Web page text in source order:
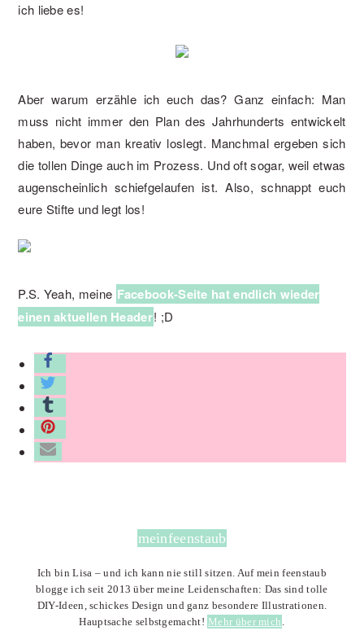
ich liebe es!
Aber warum erzähle ich euch das? Ganz einfach: Man
muss nicht immer den Plan des Jahrhunderts entwickelt
haben, bevor man kreativ loslegt. Manchmal ergeben sich
die tollen Dinge auch im Prozess. Und oft sogar, weil etwas
augenscheinlich schiefgelaufen ist. Also, schnappt euch
eure Stifte und legt los!
P.S. Yeah, meine Facebook-Seite hat endlich wieder
einen aktuellen Header! ;D
meinfeenstaub
Ich bin Lisa – und ich kann nie still sitzen. Auf mein feenstaub
blogge ich seit 2013 über meine Leidenschaften: Das sind tolle
DIY-Ideen, schickes Design und ganz besondere Illustrationen.
Hauptsache selbstgemacht! Mehr über mich .